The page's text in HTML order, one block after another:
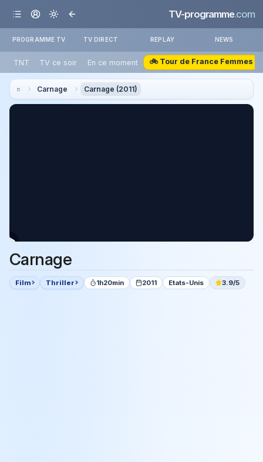
TV-programme.com
PROGRAMME TV TV DIRECT REPLAY NEWS
TNT TV ce soir En ce moment 🚲 Tour de France Femmes
Carnage Carnage (2011)
Carnage
Film Thriller 1h20min 2011 Etats-Unis 3.9/5